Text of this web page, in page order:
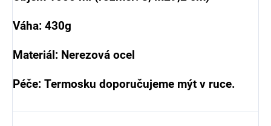
Váha: 430g
Materiál: Nerezová ocel
Péče: Termosku doporučujeme mýt v ruce.